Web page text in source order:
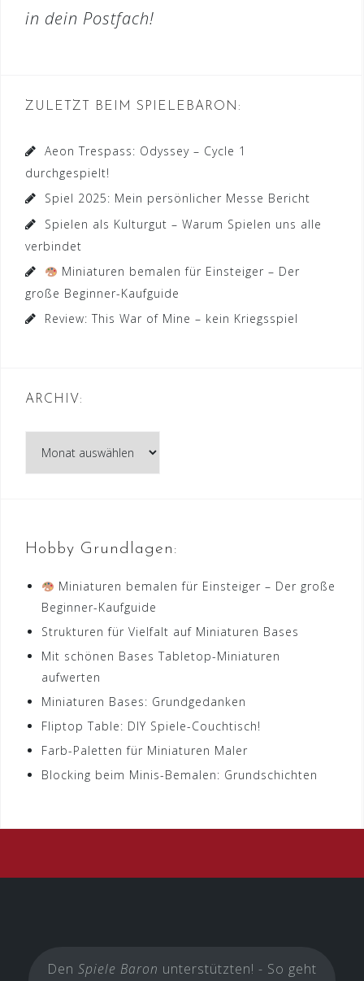
in dein Postfach!
ZULETZT BEIM SPIELEBARON:
Aeon Trespass: Odyssey – Cycle 1
durchgespielt!
Spiel 2025: Mein persönlicher Messe Bericht
Spielen als Kulturgut – Warum Spielen uns alle
verbindet
Miniaturen bemalen für Einsteiger – Der
große Beginner-Kaufguide
Review: This War of Mine – kein Kriegsspiel
ARCHIV:
Hobby Grundlagen:
Miniaturen bemalen für Einsteiger – Der große
Beginner-Kaufguide
Strukturen für Vielfalt auf Miniaturen Bases
Mit schönen Bases Tabletop-Miniaturen
aufwerten
Miniaturen Bases: Grundgedanken
Fliptop Table: DIY Spiele-Couchtisch!
Farb-Paletten für Miniaturen Maler
Blocking beim Minis-Bemalen: Grundschichten
Den Spiele Baron unterstützten! - So geht